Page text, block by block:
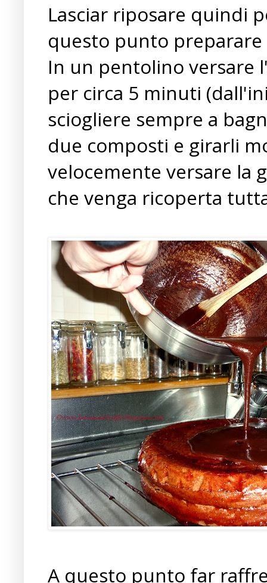
Lasciar riposare quindi
questo punto preparare
In un pentolino versare
per circa 5 minuti
sciogliere sempre a
due composti e girarli
velocemente versare la
che venga ricoperta
A questo punto far